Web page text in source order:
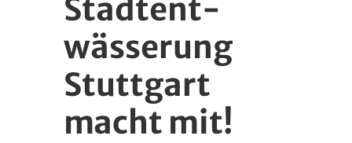
Stadt­ent­
wässerung
Stuttgart
macht mit!